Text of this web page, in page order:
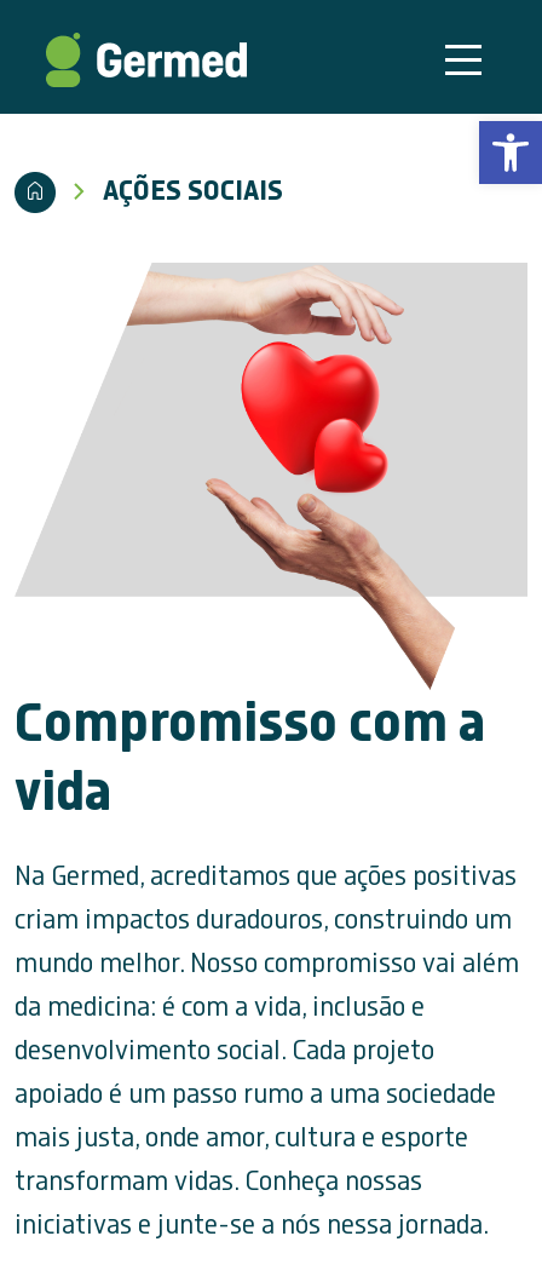
Abrir
AÇÕES SOCIAIS
Compromisso com a
vida
Na Germed, acreditamos que ações positivas
criam impactos duradouros, construindo um
mundo melhor. Nosso compromisso vai além
da medicina: é com a vida, inclusão e
desenvolvimento social. Cada projeto
apoiado é um passo rumo a uma sociedade
mais justa, onde amor, cultura e esporte
transformam vidas. Conheça nossas
iniciativas e junte-se a nós nessa jornada.